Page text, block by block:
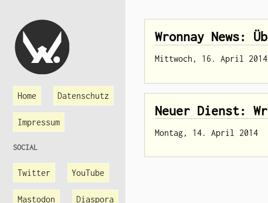
Wronnay News:
Mittwoch, 16. April 2014
Neuer Dienst:
Montag, 14. April 2014
Home Datenschutz
Impressum
SOCIAL
Twitter YouTube
Mastodon Diaspora